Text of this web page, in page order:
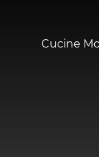
Cucine